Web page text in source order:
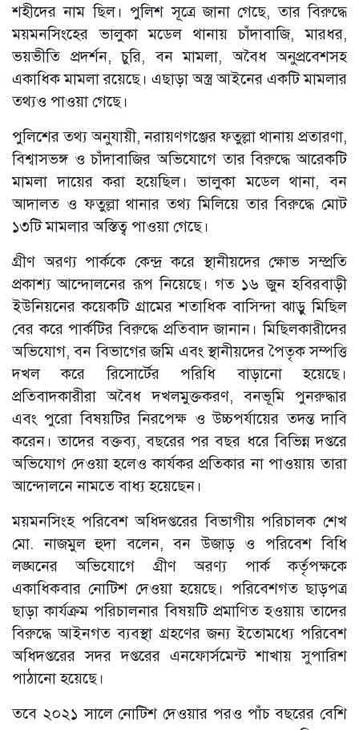
শহীদের নাম ছিল। পুলিশ সূত্রে জানা গেছে, তার বিরুদ্ধে
ময়মনসিংহের ভালুকা মডেল থানায় চাঁদাবাজি, মারধর,
ভয়ভীতি প্রদর্শন, চুরি, বন মামলা, অবৈধ অনুপ্রবেশসহ
একাধিক মামলা রয়েছে। এছাড়া অস্ত্র আইনের একটি মামলার
তথ্যও পাওয়া গেছে।
পুলিশের তথ্য অনুযায়ী, নরায়ণগঞ্জের ফতুল্লা থানায় প্রতারণা,
বিশ্বাসভঙ্গ ও চাঁদাবাজির অভিযোগে তার বিরুদ্ধে আরেকটি
মামলা দায়ের করা হয়েছিল। ভালুকা মডেল থানা, বন
আদালত ও ফতুল্লা থানার তথ্য মিলিয়ে তার বিরুদ্ধে মোট
১৩টি মামলার অস্তিত্ব পাওয়া গেছে।
গ্রীণ অরণ্য পার্ককে কেন্দ্র করে স্থানীয়দের ক্ষোভ সম্প্রতি
প্রকাশ্য আন্দোলনের রূপ নিয়েছে। গত ১৬ জুন হবিরবাড়ী
ইউনিয়নের কয়েকটি গ্রামের শতাধিক বাসিন্দা ঝাড়ু মিছিল
বের করে পার্কটির বিরুদ্ধে প্রতিবাদ জানান। মিছিলকারীদের
অভিযোগ, বন বিভাগের জমি এবং স্থানীয়দের পৈতৃক সম্পত্তি
দখল করে রিসোর্টের পরিধি বাড়ানো হয়েছে।
প্রতিবাদকারীরা অবৈধ দখলমুক্তকরণ, বনভূমি পুনরুদ্ধার
এবং পুরো বিষয়টির নিরপেক্ষ ও উচ্চপর্যায়ের তদন্ত দাবি
করেন। তাদের বক্তব্য, বছরের পর বছর ধরে বিভিন্ন দপ্তরে
অভিযোগ দেওয়া হলেও কার্যকর প্রতিকার না পাওয়ায় তারা
আন্দোলনে নামতে বাধ্য হয়েছেন।
ময়মনসিংহ পরিবেশ অধিদপ্তরের বিভাগীয় পরিচালক শেখ
মো. নাজমুল হুদা বলেন, বন উজাড় ও পরিবেশ বিধি
লঙ্ঘনের অভিযোগে গ্রীণ অরণ্য পার্ক কর্তৃপক্ষকে
একাধিকবার নোটিশ দেওয়া হয়েছে। পরিবেশগত ছাড়পত্র
ছাড়া কার্যক্রম পরিচালনার বিষয়টি প্রমাণিত হওয়ায় তাদের
বিরুদ্ধে আইনগত ব্যবস্থা গ্রহণের জন্য ইতোমধ্যে পরিবেশ
অধিদপ্তরের সদর দপ্তরের এনফোর্সমেন্ট শাখায় সুপারিশ
পাঠানো হয়েছে।
তবে ২০২১ সালে নোটিশ দেওয়ার পরও পাঁচ বছরের বেশি